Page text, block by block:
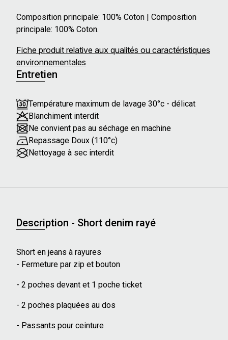
Composition principale: 100% Coton | Composition
principale: 100% Coton.
Fiche produit relative aux qualités ou caractéristiques
environnementales
Entretien
Température maximum de lavage 30°c - délicat
Blanchiment interdit
Ne convient pas au séchage en machine
Repassage Doux (110°c)
Nettoyage à sec interdit
Description - Short denim rayé
Short en jeans à rayures
- Fermeture par zip et bouton
- 2 poches devant et 1 poche ticket
- 2 poches plaquées au dos
- Passants pour ceinture